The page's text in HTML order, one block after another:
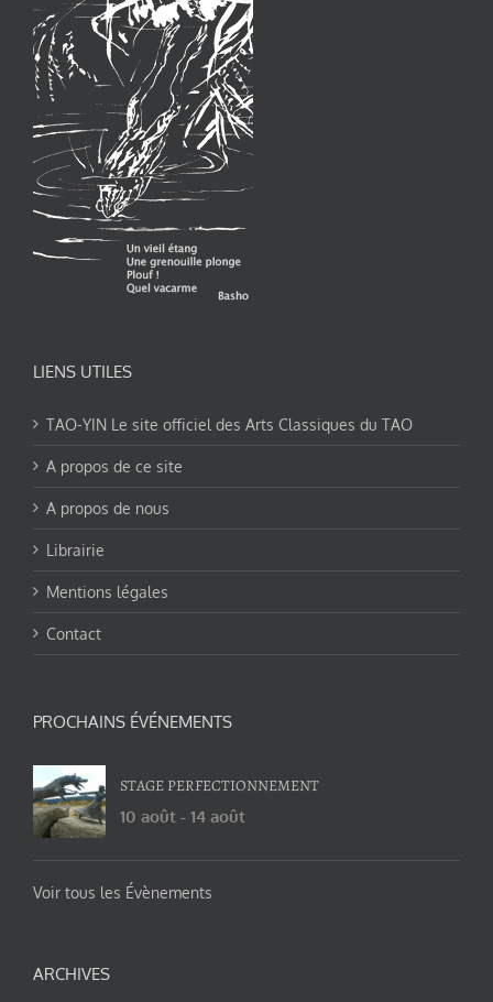
LIENS UTILES
TAO-YIN Le site officiel des Arts Classiques du TAO
A propos de ce site
A propos de nous
Librairie
Mentions légales
Contact
PROCHAINS ÉVÉNEMENTS
STAGE PERFECTIONNEMENT
10 août - 14 août
Voir tous les Évènements
ARCHIVES